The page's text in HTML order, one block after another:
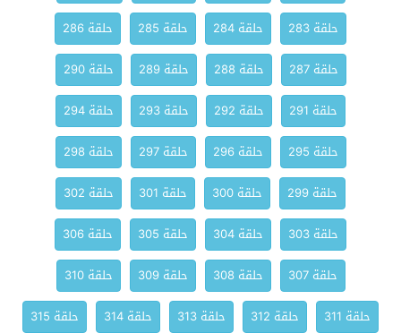
حلقة 283
حلقة 284 حلقة 285
حلقة 286
حلقة 287
حلقة 288 حلقة 289
حلقة 290
حلقة 291
حلقة 292 حلقة 293
حلقة 294
حلقة 295
حلقة 296 حلقة 297
حلقة 298
حلقة 299
حلقة 300 حلقة 301
حلقة 302
حلقة 303
حلقة 304 حلقة 305
حلقة 306
حلقة 307
حلقة 308 حلقة 309
حلقة 310
حلقة 311
حلقة 312 حلقة 313 حلقة 314
حلقة 315